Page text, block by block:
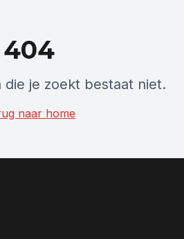
404
die je zoekt bestaat niet.
naar home